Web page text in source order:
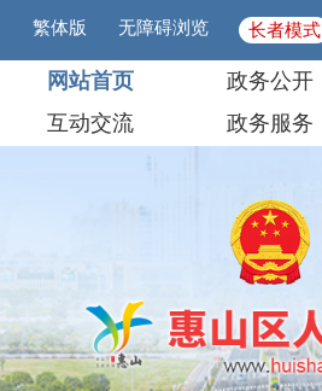
繁体版 无障碍浏览 长者模式
网站首页 政务公开
互动交流
政务服务